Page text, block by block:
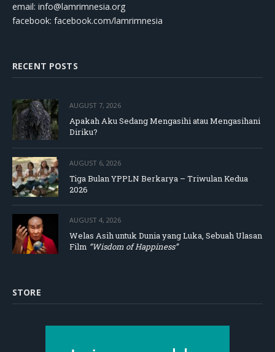
email: info@lamrimnesia.org
facebook: facebook.com/lamrimnesia
RECENT POSTS
AUGUST 7, 2026
Apakah Aku Sedang Mengasihi atau Mengasihani
Diriku?
AUGUST 6, 2026
Tiga Bulan YPPLN Berkarya – Triwulan Kedua
2026
AUGUST 4, 2026
Welas Asih untuk Dunia yang Luka, Sebuah Ulasan
Film “Wisdom of Happiness”
STORE